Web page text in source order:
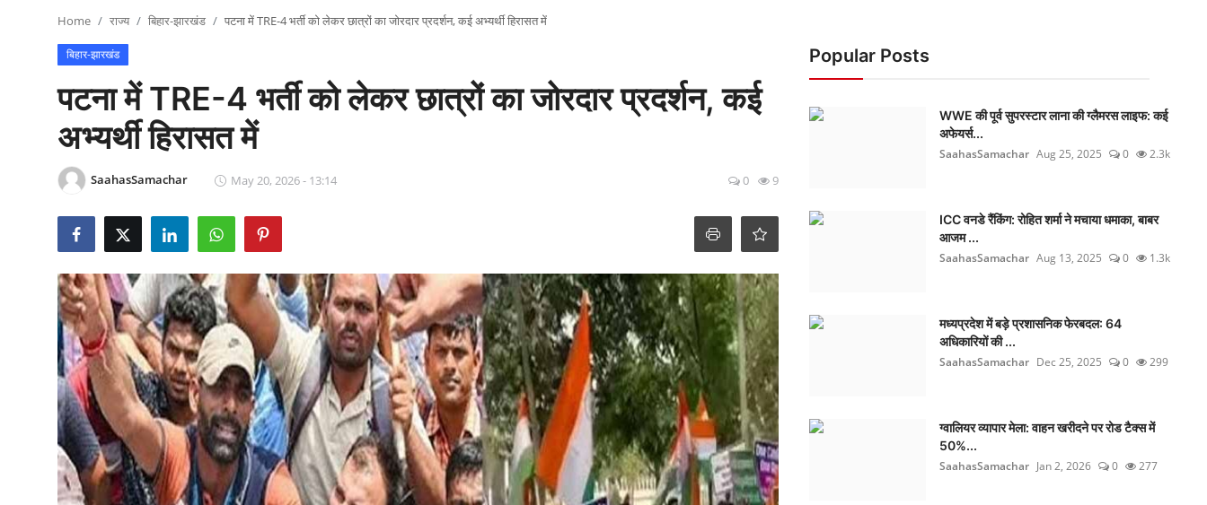
Home राज्य बिहार-झारखंड पटना में TRE-4 भर्ती को लेकर छात्रों का जोरदार प्रदर्शन, कई अभ्यर्थी हिरासत में
बिहार-झारखंड
पटना में TRE-4 भर्ती को लेकर छात्रों का जोरदार प्रदर्शन, कई
अभ्यर्थी हिरासत में
SaahasSamachar May 20, 2026 - 13:14 0 9
Popular Posts
WWE की पूर्व सुपरस्टार लाना की ग्लैमरस लाइफ: कई
अफेयर्स...
SaahasSamachar Aug 25, 2025 0 2.3k
ICC वनडे रैंकिंग: रोहित शर्मा ने मचाया धमाका, बाबर
आजम ...
SaahasSamachar Aug 13, 2025 0 1.3k
मध्यप्रदेश में बड़े प्रशासनिक फेरबदल: 64
अधिकारियों की ...
SaahasSamachar Dec 25, 2025 0 299
ग्वालियर व्यापार मेला: वाहन खरीदने पर रोड टैक्स में
50%...
SaahasSamachar Jan 2, 2026 0 277